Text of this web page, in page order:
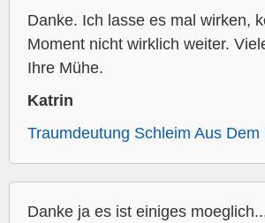
Danke. Ich lasse es mal wirken,
Moment nicht wirklich weiter.
Ihre Mühe.
Katrin
Traumdeutung Schleim Aus Dem
Danke ja es ist einiges